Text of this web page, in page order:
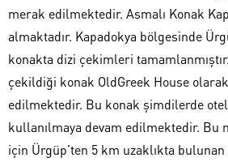
merak edilmektedir. Asmalı Konak
almaktadır. Kapadokya bölgesinde
konakta dizi çekimleri
çekildiği konak OldGreek House
edilmektedir. Bu konak şimdilerde
kullanılmaya devam edilmektedir. Bu
için Ürgüp’ten 5 km uzaklıkta bulunan